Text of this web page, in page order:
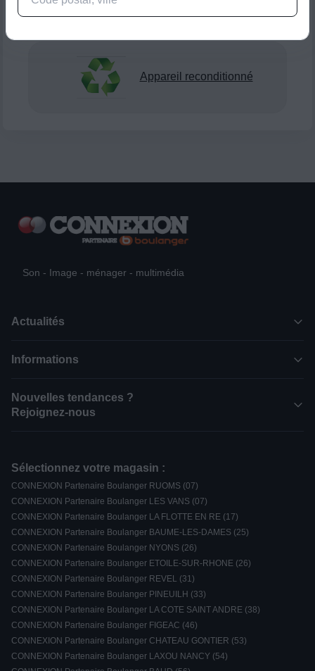
Appareil reconditionné
Son - Image - ménager - multimédia
Actualités
Informations
Nouvelles tendances ?
Rejoignez-nous
Sélectionnez votre magasin :
CONNEXION Partenaire Boulanger RUOMS (07)
CONNEXION Partenaire Boulanger LES VANS (07)
CONNEXION Partenaire Boulanger LA FLOTTE EN RE (17)
CONNEXION Partenaire Boulanger BAUME-LES-DAMES (25)
CONNEXION Partenaire Boulanger NYONS (26)
CONNEXION Partenaire Boulanger ETOILE-SUR-RHONE (26)
CONNEXION Partenaire Boulanger REVEL (31)
CONNEXION Partenaire Boulanger PINEUILH (33)
CONNEXION Partenaire Boulanger LA COTE SAINT ANDRE (38)
CONNEXION Partenaire Boulanger FIGEAC (46)
CONNEXION Partenaire Boulanger CHATEAU GONTIER (53)
CONNEXION Partenaire Boulanger LAXOU NANCY (54)